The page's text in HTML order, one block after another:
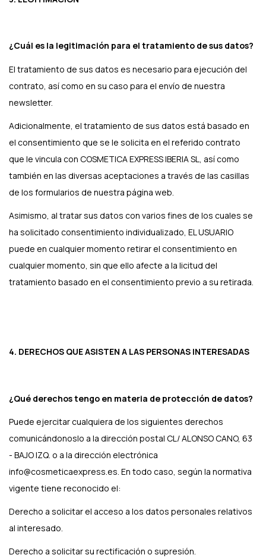
¿Cuál es la legitimación para el tratamiento de sus datos?
El tratamiento de sus datos es necesario para ejecución del
contrato, así como en su caso para el envío de nuestra
newsletter.
Adicionalmente, el tratamiento de sus datos está basado en
el consentimiento que se le solicita en el referido contrato
que le vincula con COSMETICA EXPRESS IBERIA SL, así como
también en las diversas aceptaciones a través de las casillas
de los formularios de nuestra página web.
Asimismo, al tratar sus datos con varios fines de los cuales se
ha solicitado consentimiento individualizado, EL USUARIO
puede en cualquier momento retirar el consentimiento en
cualquier momento, sin que ello afecte a la licitud del
tratamiento basado en el consentimiento previo a su retirada.
4. DERECHOS QUE ASISTEN A LAS PERSONAS INTERESADAS
¿Qué derechos tengo en materia de protección de datos?
Puede ejercitar cualquiera de los siguientes derechos
comunicándonoslo a la dirección postal CL/ ALONSO CANO, 63
- BAJO IZQ. o a la dirección electrónica
info@cosmeticaexpress.es. En todo caso, según la normativa
vigente tiene reconocido el:
Derecho a solicitar el acceso a los datos personales relativos
al interesado.
Derecho a solicitar su rectificación o supresión.